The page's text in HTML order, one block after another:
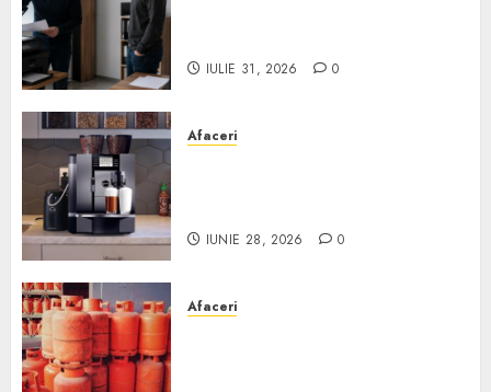
IULIE 31, 2026 0
Afaceri
IUNIE 28, 2026 0
Afaceri